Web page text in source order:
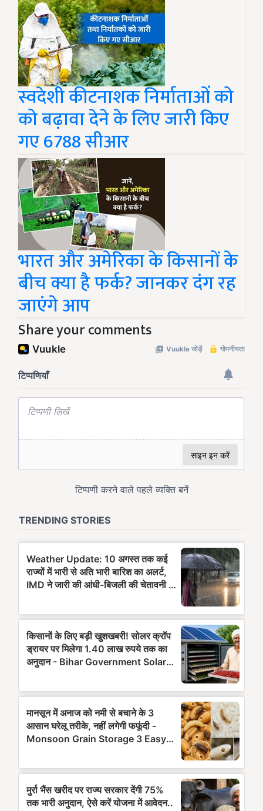
स्वदेशी कीटनाशक निर्माताओं को
को बढ़ावा देने के लिए जारी किए
गए 6788 सीआर
भारत और अमेरिका के किसानों के
बीच क्या है फर्क? जानकर दंग रह
जाएंगे आप
Share your comments